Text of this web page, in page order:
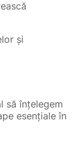
și
să înțelegem
esențiale în